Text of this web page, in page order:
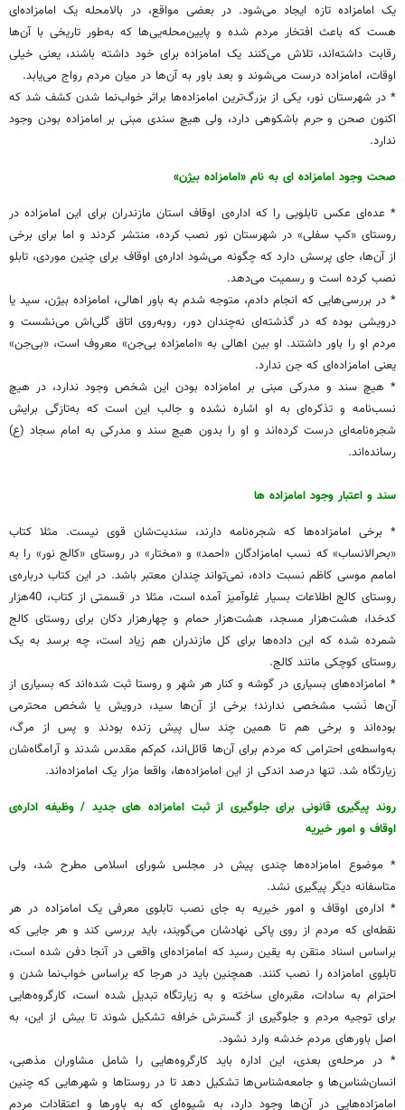
یک امامزاده تازه ایجاد می‌شود. در بعضی مواقع، در بالامحله یک امامزاده‌ای
هست که باعث افتخار مردم شده و پایین‌محله‌یی‌ها که به‌طور تاریخی با آن‌ها
رقابت داشته‌اند، تلاش می‌کنند یک امامزاده برای خود داشته باشند، یعنی خیلی
اوقات، امامزاده درست می‌شوند و بعد باور به آن‌ها در میان مردم رواج می‌یابد.
* در شهرستان نور، یکی از بزرگ‌ترین امامزاده‌ها براثر خواب‌نما شدن کشف شد که
اکنون صحن و حرم باشکوهی دارد، ولی هیچ سندی مبنی بر امامزاده بودن وجود
ندارد.
صحت وجود امامزاده ای به نام «امامزاده بیژن»
* عده‌ای عکس تابلویی را که اداره‌ی اوقاف استان مازندران برای این امامزاده در
روستای «کپ سفلی» در شهرستان نور نصب کرده، منتشر کردند و اما برای برخی
از آن‌ها، جای پرسش دارد که چگونه می‌شود اداره‌ی اوقاف برای چنین موردی، تابلو
نصب کرده است و رسمیت می‌دهد.
* در بررسی‌هایی که انجام دادم، متوجه شدم به باور اهالی، امامزاده بیژن، سید یا
درویشی بوده که در گذشته‌ای نه‌چندان دور، روبه‌روی اتاق گلی‌اش می‌نشست و
مردم او را باور داشتند. او بین اهالی به «امامزاده بی‌جن» معروف است، «بی‌جن»
یعنی امامزاده‌ای که جن ندارد.
* هیچ سند و مدرکی مبنی بر امامزاده بودن این شخص وجود ندارد، در هیچ
نسب‌نامه و تذکره‌ای به او اشاره نشده و جالب این است که به‌تازگی برایش
شجره‌نامه‌ای درست کرده‌اند و او را بدون هیچ سند و مدرکی به امام سجاد (ع)
رسانده‌اند.
سند و اعتبار وجود امامزاده ها
* برخی امامزاده‌ها که شجره‌نامه دارند، سندیت‌شان قوی نیست. مثلا کتاب
«بحرالانساب» که نسب امامزادگان «احمد» و «مختار» در روستای «کالج نور» را به
امامم موسی کاظم نسبت داده، نمی‌تواند چندان معتبر باشد. در این کتاب درباره‌ی
روستای کالج اطلاعات بسیار غلوآمیز آمده‌ است، مثلا در قسمتی از کتاب، 40هزار
کدخدا، هشت‌هزار مسجد، هشت‌هزار حمام و چهارهزار دکان برای روستای کالج
شمرده شده که این داده‌ها برای کل مازندران هم زیاد است، چه برسد به یک
روستای کوچکی مانند کالج.
* امامزاده‌های بسیاری در گوشه و کنار هر شهر و روستا ثبت شده‌اند که بسیاری از
آن‌ها نَسَب مشخصی ندارند؛ برخی از آن‌ها سید، درویش یا شخص محترمی
بوده‌اند و برخی هم تا همین چند سال پیش زنده بودند و پس از مرگ،
به‌واسطه‌ی احترامی که مردم برای آن‌ها قائل‌اند، کم‌کم مقدس شدند و آرامگاه‌شان
زیارتگاه شد. تنها درصد اندکی از این امامزاده‌ها، واقعا مزار یک امامزاده‌اند.
روند پیگیری قانونی برای جلوگیری از ثبت امامزاده های جدید / وظیفه اداره‌ی
اوقاف و امور خیریه
* موضوع امامزاده‌ها چندی پیش در مجلس شورای اسلامی مطرح شد، ولی
متاسفانه دیگر پیگیری نشد.
* اداره‌ی اوقاف و امور خیریه به‌ جای نصب تابلوی معرفی یک امامزاده در هر
نقطه‌ای که مردم از روی پاکی نهادشان می‌گویند، باید بررسی کند و هر جایی که
براساس اسناد متقن به یقین رسید که امامزاده‌ای واقعی در آنجا دفن شده است،
تابلوی امامزاده را نصب کنند. همچنین باید در هرجا که براساس خواب‌نما شدن و
احترام به سادات، مقبره‌ای ساخته و به زیارتگاه تبدیل شده است، کارگروه‌هایی
برای توجیه مردم و جلوگیری از گسترش خرافه تشکیل شوند تا بیش از این، به
اصل باورهای مردم خدشه وارد نشود.
* در مرحله‌ی بعدی، این اداره باید کارگروه‌هایی را شامل مشاوران مذهبی،
انسان‌شناس‌ها و جامعه‌شناس‌ها تشکیل دهد تا در روستاها و شهرهایی که چنین
امامزاده‌هایی در آن‌ها وجود دارد، به شیوه‌ای که به باورها و اعتقادات مردم